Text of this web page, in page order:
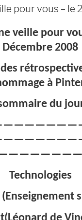
pour vous – le
veille pour
Décembre 2008
à
du
Technologies